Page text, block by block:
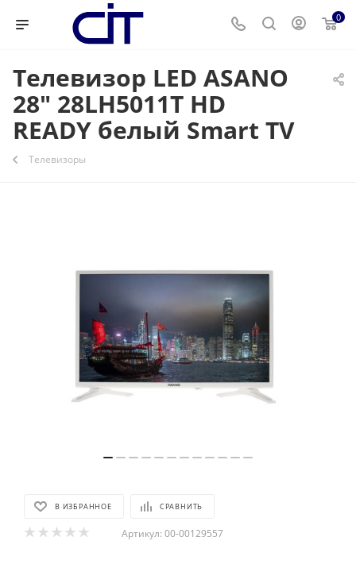
0
Телевизор LED ASANO
28" 28LH5011T HD
READY белый Smart TV
Телевизоры
В ИЗБРАННОЕ СРАВНИТЬ
Артикул: 00-00129557